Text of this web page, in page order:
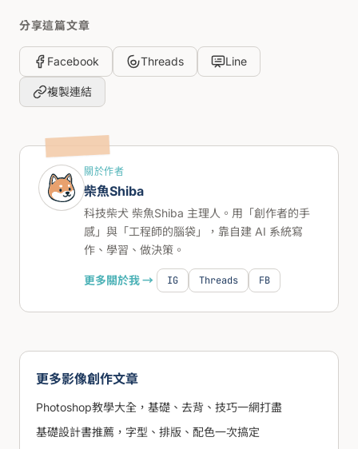
分享這篇文章
Facebook Threads Line
複製連結
關於作者
柴魚Shiba
科技柴犬 柴魚Shiba 主理人。用「創作者的手
感」與「工程師的腦袋」，靠自建 AI 系統寫
作、學習、做決策。
更多關於我 → IG Threads FB
更多影像創作文章
Photoshop教學大全，基礎、去背、技巧一網打盡
基礎設計書推薦，字型、排版、配色一次搞定